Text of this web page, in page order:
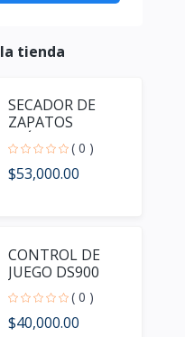
tienda
SECADOR DE
ZAPATOS
ELÉCTRICO 2407
( 0 )
$53,000.00
CONTROL DE
JUEGO DS900
( 0 )
$40,000.00